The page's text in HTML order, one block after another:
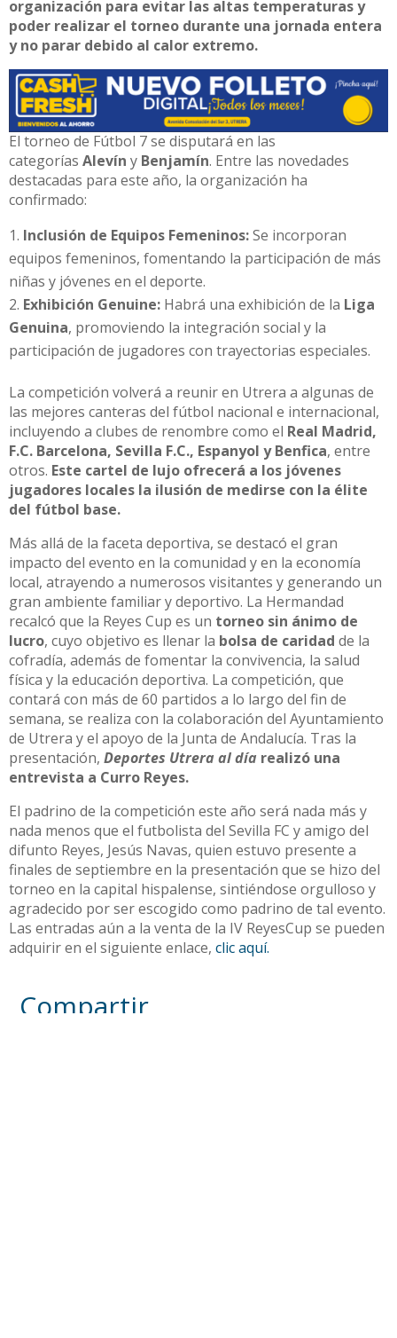
organización para evitar las altas temperaturas y
poder realizar el torneo durante una jornada entera
y no parar debido al calor extremo.
El torneo de Fútbol 7 se disputará en las
categorías Alevín y Benjamín. Entre las novedades
destacadas para este año, la organización ha
confirmado:
Inclusión de Equipos Femeninos:Se incorporan
equipos femeninos, fomentando la participación de más
niñas y jóvenes en el deporte.
Exhibición Genuine: Habrá una exhibición de la Liga
Genuina, promoviendo la integración social y la
participación de jugadores con trayectorias especiales.
La competición volverá a reunir en Utrera a algunas de
las mejores canteras del fútbol nacional e internacional,
incluyendo a clubes de renombre como el Real Madrid,
F.C. Barcelona, Sevilla F.C., Espanyol y Benfica, entre
otros. Este cartel de lujo ofrecerá a los jóvenes
jugadores locales la ilusión de medirse con la élite
del fútbol base.
Más allá de la faceta deportiva, se destacó el gran
impacto del evento en la comunidad y en la economía
local, atrayendo a numerosos visitantes y generando un
gran ambiente familiar y deportivo. La Hermandad
recalcó que la Reyes Cup es un torneo sin ánimo de
lucro, cuyo objetivo es llenar la bolsa de caridad de la
cofradía, además de fomentar la convivencia, la salud
física y la educación deportiva. La competición, que
contará con más de 60 partidos a lo largo del fin de
semana, se realiza con la colaboración del Ayuntamiento
de Utrera y el apoyo de la Junta de Andalucía. Tras la
presentación, Deportes Utrera al día realizó una
entrevista a Curro Reyes.
El padrino de la competición este año será nada más y
nada menos que el futbolista del Sevilla FC y amigo del
difunto Reyes, Jesús Navas, quien estuvo presente a
finales de septiembre en la presentación que se hizo del
torneo en la capital hispalense, sintiéndose orgulloso y
agradecido por ser escogido como padrino de tal evento.
Las entradas aún a la venta de la IV ReyesCup se pueden
adquirir en el siguiente enlace, clic aquí.
Compartir